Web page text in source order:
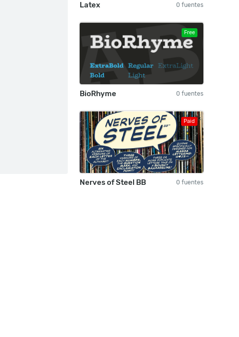
Latex 0 fuentes
Free
BioRhyme 0 fuentes
Paid
Nerves of Steel BB 0 fuentes